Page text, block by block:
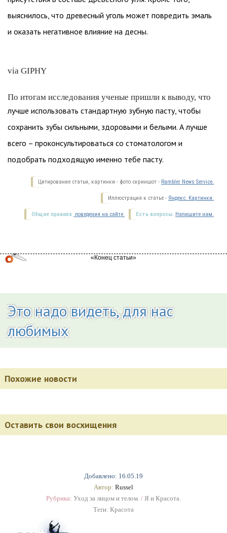
Добавлено: 16.05.19
Автор: Russel
Рубрика: Уход за лицом и телом. / Я и Красота.
Теги: Красота
выяснилось, что древесный уголь может повредить эмаль
и оказать негативное влияние на десны.
via GIPHY
По итогам исследования ученые пришли к выводу, что
лучше использовать стандартную зубную пасту, чтобы
сохранить зубы сильными, здоровыми и белыми. А лучше
всего – проконсультироваться со стоматологом и
подобрать подходящую именно тебе пасту.
Цитирование статьи, картинки - фото скриншот - Rambler News Service.
Иллюстрация к статье - Яндекс. Картинки.
Есть вопросы. Напишите нам.
Общие правила поведения на сайте.
Это надо видеть, для нас
любимых
Похожие новости
Оставить свои восхищения